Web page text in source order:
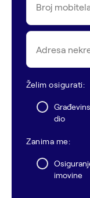
Broj
Adresa
Želim osigurati:
dio
Zanima me:
imovine